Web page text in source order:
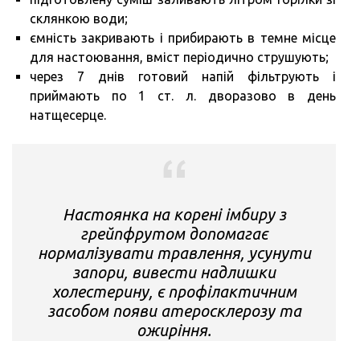
склянкою води;
ємність закривають і прибирають в темне місце
для настоювання, вміст періодично струшують;
через 7 днів готовий напій фільтрують і
приймають по 1 ст. л. дворазово в день
натщесерце.
Настоянка на корені імбиру з
грейпфрутом допомагає
нормалізувати травлення, усунути
запори, вивести надлишки
холестерину, є профілактичним
засобом появи атеросклерозу та
ожиріння.